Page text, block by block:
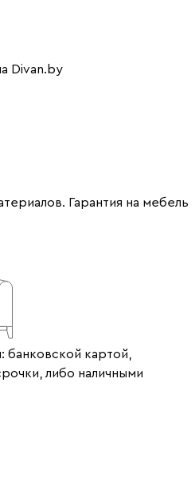
Divan.by
Гарантия на мебель
банковской картой,
либо наличными